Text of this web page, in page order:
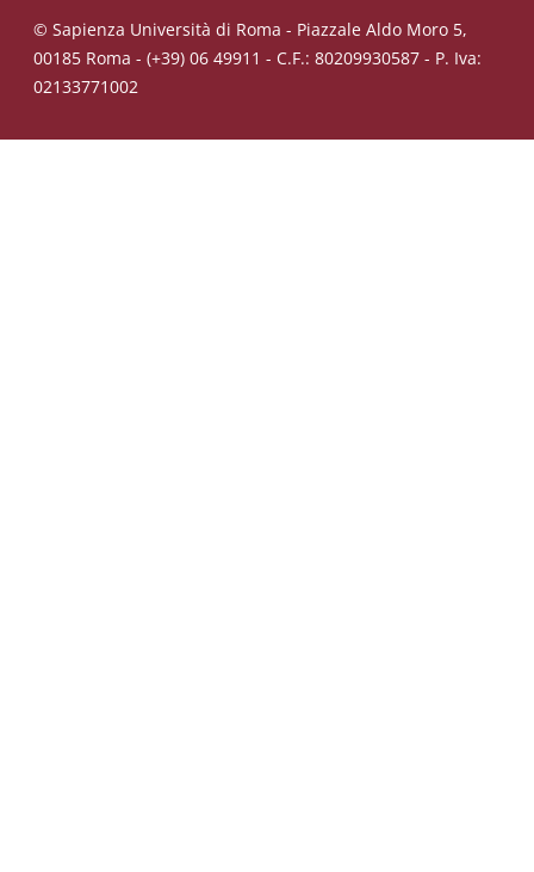
© Sapienza Università di Roma - Piazzale Aldo Moro 5,
00185 Roma - (+39) 06 49911 - C.F.: 80209930587 - P. Iva:
02133771002